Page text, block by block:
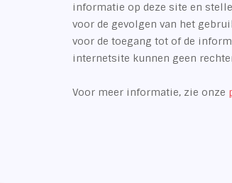
informatie op deze site en
voor de gevolgen van het
voor de toegang tot of de
internetsite kunnen geen
Voor meer informatie, zie onze